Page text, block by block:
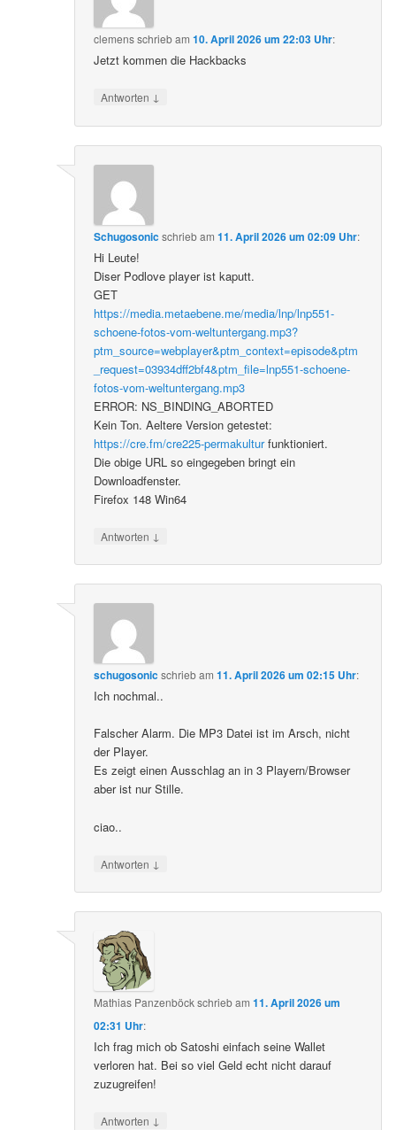
clemensschriebam10. April 2026 um 22:03 Uhr:
Jetzt kommen die Hackbacks
Antworten ↓
Schugosonicschriebam11. April 2026 um 02:09 Uhr:
Hi Leute!
Diser Podlove player ist kaputt.
GET
https://media.metaebene.me/media/lnp/lnp551-
schoene-fotos-vom-weltuntergang.mp3?
ptm_source=webplayer&ptm_context=episode&ptm
_request=03934dff2bf4&ptm_file=lnp551-schoene-
fotos-vom-weltuntergang.mp3
ERROR: NS_BINDING_ABORTED
Kein Ton. Aeltere Version getestet:
https://cre.fm/cre225-permakulturfunktioniert.
Die obige URL so eingegeben bringt ein
Downloadfenster.
Firefox 148 Win64
Antworten ↓
schugosonicschriebam11. April 2026 um 02:15 Uhr:
Ich nochmal..
Falscher Alarm. Die MP3 Datei ist im Arsch, nicht
der Player.
Es zeigt einen Ausschlag an in 3 Playern/Browser
aber ist nur Stille.
ciao..
Antworten ↓
Mathias Panzenböckschriebam11. April 2026 um
02:31 Uhr:
Ich frag mich ob Satoshi einfach seine Wallet
verloren hat. Bei so viel Geld echt nicht darauf
zuzugreifen!
Antworten ↓